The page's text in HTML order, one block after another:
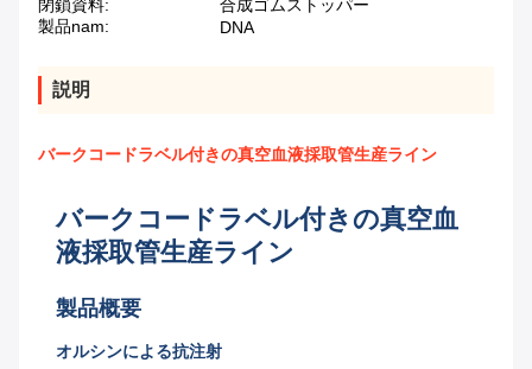
閉鎖資料:
合成ゴムストッパー
製品nam:
DNA
説明
バークコードラベル付きの真空血液採取管生産ライン
バークコードラベル付きの真空血
液採取管生産ライン
製品概要
オルシンによる抗注射